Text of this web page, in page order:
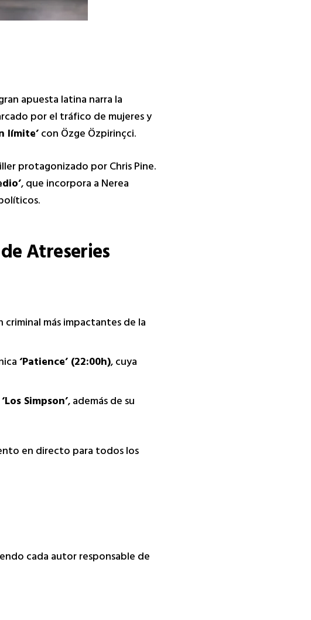
apuesta latina narra la
por el tráfico de mujeres y
límite’con Özge Özpirinçci.
protagonizado por Chris Pine.
, que incorpora a Nerea
Atreseries
más impactantes de la
‘Patience’ (22:00h), cuya
‘Los Simpson’, además de su
en directo para todos los
cada autor responsable de